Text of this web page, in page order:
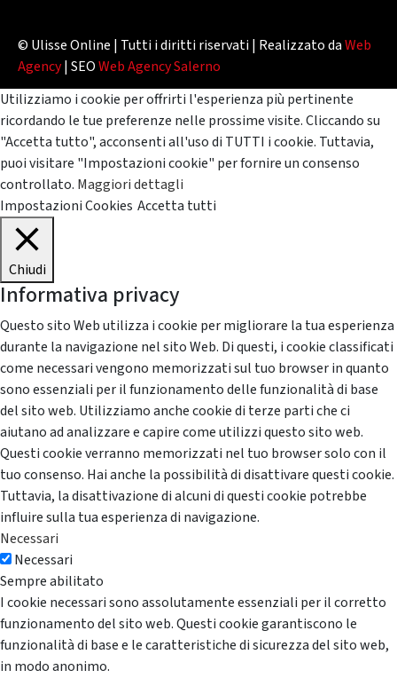
© Ulisse Online | Tutti i diritti riservati | Realizzato daWeb
Agency| SEOWeb Agency Salerno
Utilizziamo i cookie per offrirti l'esperienza più pertinente
ricordando le tue preferenze nelle prossime visite. Cliccando su
"Accetta tutto", acconsenti all'uso di TUTTI i cookie. Tuttavia,
puoi visitare "Impostazioni cookie" per fornire un consenso
controllato. Maggiori dettagli
Impostazioni Cookies Accetta tutti
Chiudi
Informativa privacy
Questo sito Web utilizza i cookie per migliorare la tua esperienza
durante la navigazione nel sito Web. Di questi, i cookie classificati
come necessari vengono memorizzati sul tuo browser in quanto
sono essenziali per il funzionamento delle funzionalità di base
del sito web. Utilizziamo anche cookie di terze parti che ci
aiutano ad analizzare e capire come utilizzi questo sito web.
Questi cookie verranno memorizzati nel tuo browser solo con il
tuo consenso. Hai anche la possibilità di disattivare questi cookie.
Tuttavia, la disattivazione di alcuni di questi cookie potrebbe
influire sulla tua esperienza di navigazione.
Necessari
Necessari
Sempre abilitato
I cookie necessari sono assolutamente essenziali per il corretto
funzionamento del sito web. Questi cookie garantiscono le
funzionalità di base e le caratteristiche di sicurezza del sito web,
in modo anonimo.